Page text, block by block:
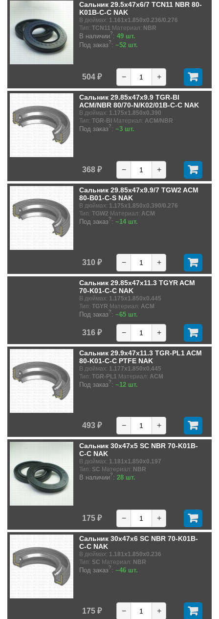
Сальник 29.5x47x6/7 TCN11 NBR 80-
K01B-C-C NAK
В дюймах: 1.161x1.850x0.236/0.276
Тип: TCN11 Материал: NBR
В наличии?: 49 шт.
Под заказ?: ~52 шт.
504 ₽ − +
Сальник 29.85x47x9.9 TGR-BI
ACM/NBR 80/70-N/K02/01B-C-C NAK
В дюймах: 1.175x1.850x0.390
Тип: TGR-BI Материал: ACM/NBR
Под заказ?: ~3 шт.
368 ₽ − +
Сальник 29.85x47x9.9/7 TGW2 ACM
80-B01-C-S NAK
В дюймах: 1.175x1.850x0.390/0.276
Тип: TGW2 Материал: ACM
Под заказ?: ~14 шт.
310 ₽ − +
Сальник 29.85x47x11.3 TGYR ACM
70-K01-C-C NAK
В дюймах: 1.175x1.850x0.445
Тип: TGYR Материал: ACM
Под заказ?: ~65 шт.
316 ₽ − +
Сальник 29.9x47x11.3 TGR-PL1 ACM
80-K01-C-C PTFE NAK
В дюймах: 1.177x1.850x0.445
Тип: TGR-PL1 Материал: ACM
Под заказ?: ~12 шт.
493 ₽ − +
Сальник 30x47x5 SC NBR 70-K01B-
C-C NAK
В дюймах: 1.181x1.850x0.197
Тип: SC Материал: NBR
В наличии?: 28 шт.
175 ₽ − +
Сальник 30x47x6 SC NBR 70-K01B-
C-C NAK
В дюймах: 1.181x1.850x0.236
Тип: SC Материал: NBR
Под заказ?: ~46 шт.
175 ₽ − +